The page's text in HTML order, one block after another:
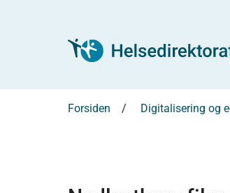
Forsiden Digitalisering og